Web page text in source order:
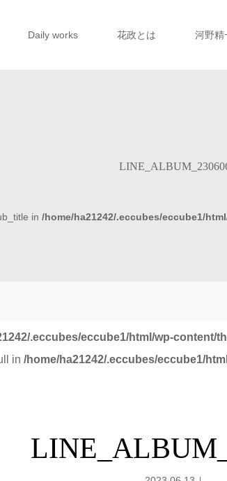
Daily works 花政とは 河野精
in /home/ha21242/.eccubes/eccube1/
.eccubes/eccube1/html/wp-content/
in /home/ha21242/.eccubes/eccube1/